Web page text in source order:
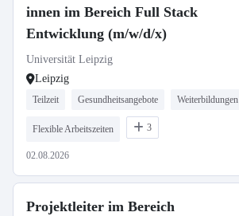
innen im Bereich Full Stack
Entwicklung (m/w/d/x)
Universität Leipzig
Leipzig
Teilzeit Gesundheitsangebote Weiterbildungen
Flexible Arbeitszeiten 3
02.08.2026
Projektleiter im Bereich